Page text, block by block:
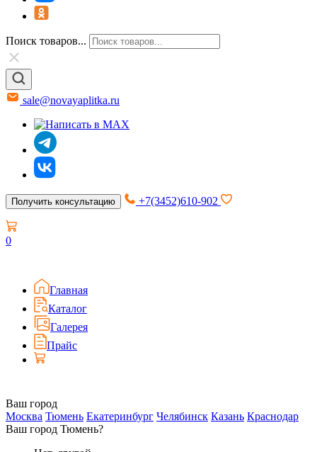
Поиск товаров...
sale@novayaplitka.ru
Получить консультацию +7(3452)610-902
0
Главная
Каталог
Галерея
Прайс
Ваш город
Москва Тюмень Екатеринбург Челябинск Казань Краснодар
Ваш город Тюмень?